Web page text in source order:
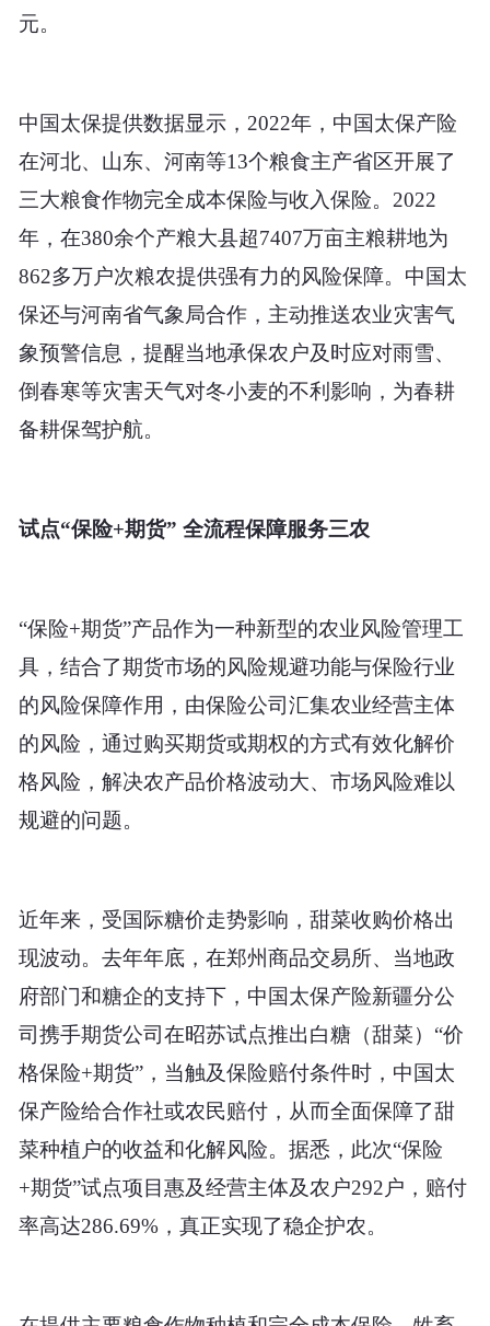
元。
中国太保提供数据显示，2022年，中国太保产险
在河北、山东、河南等13个粮食主产省区开展了
三大粮食作物完全成本保险与收入保险。2022
年，在380余个产粮大县超7407万亩主粮耕地为
862多万户次粮农提供强有力的风险保障。中国太
保还与河南省气象局合作，主动推送农业灾害气
象预警信息，提醒当地承保农户及时应对雨雪、
倒春寒等灾害天气对冬小麦的不利影响，为春耕
备耕保驾护航。
试点“保险+期货” 全流程保障服务三农
“保险+期货”产品作为一种新型的农业风险管理工
具，结合了期货市场的风险规避功能与保险行业
的风险保障作用，由保险公司汇集农业经营主体
的风险，通过购买期货或期权的方式有效化解价
格风险，解决农产品价格波动大、市场风险难以
规避的问题。
近年来，受国际糖价走势影响，甜菜收购价格出
现波动。去年年底，在郑州商品交易所、当地政
府部门和糖企的支持下，中国太保产险新疆分公
司携手期货公司在昭苏试点推出白糖（甜菜）“价
格保险+期货”，当触及保险赔付条件时，中国太
保产险给合作社或农民赔付，从而全面保障了甜
菜种植户的收益和化解风险。据悉，此次“保险
+期货”试点项目惠及经营主体及农户292户，赔付
率高达286.69%，真正实现了稳企护农。